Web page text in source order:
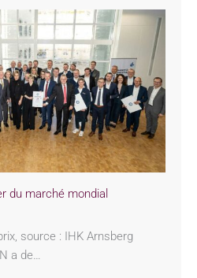
du marché mondial
source : IHK Arnsberg
a de…